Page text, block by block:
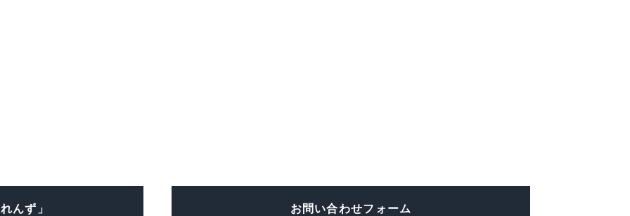
んず」 お問い合わせフォーム